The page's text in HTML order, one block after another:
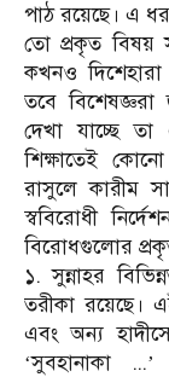
পাঠ রয়েছে। এ
তো প্রকৃত বিষয়
কখনও
তবে
দেখা যাচ্ছে তা
শিক্ষাতেই
রাসুলে কারীম
স্ববিরোধী
বিরোধগুলোর
১. সুন্নাহর
তরীকা রয়েছে।
এবং অন্য
‘সুবহানাকা ...’